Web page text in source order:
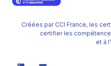
Créées par CCI France, les
certifier les
et à